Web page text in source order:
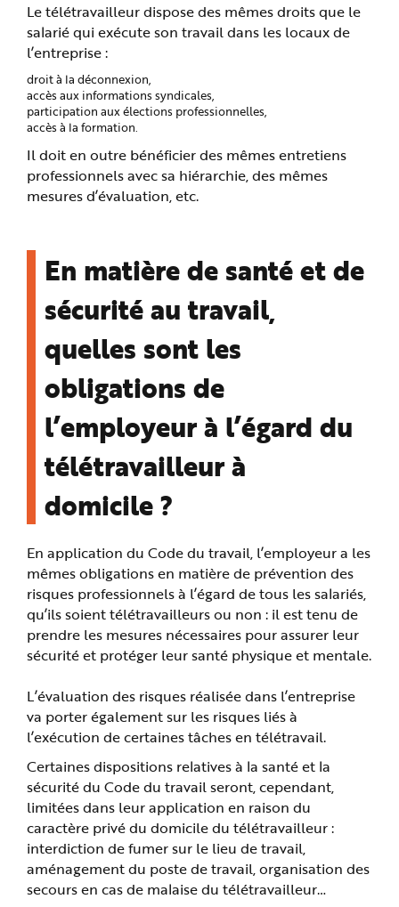
Le télétravailleur dispose des mêmes droits que le
salarié qui exécute son travail dans les locaux de
l’entreprise :
droit à la déconnexion,
accès aux informations syndicales,
participation aux élections professionnelles,
accès à la formation.
Il doit en outre bénéficier des mêmes entretiens
professionnels avec sa hiérarchie, des mêmes
mesures d’évaluation, etc.
En matière de santé et de
sécurité au travail,
quelles sont les
obligations de
l’employeur à l’égard du
télétravailleur à
domicile ?
En application du Code du travail, l’employeur a les
mêmes obligations en matière de prévention des
risques professionnels à l’égard de tous les salariés,
qu’ils soient télétravailleurs ou non : il est tenu de
prendre les mesures nécessaires pour assurer leur
sécurité et protéger leur santé physique et mentale.
L’évaluation des risques réalisée dans l’entreprise
va porter également sur les risques liés à
l’exécution de certaines tâches en télétravail.
Certaines dispositions relatives à la santé et la
sécurité du Code du travail seront, cependant,
limitées dans leur application en raison du
caractère privé du domicile du télétravailleur :
interdiction de fumer sur le lieu de travail,
aménagement du poste de travail, organisation des
secours en cas de malaise du télétravailleur…